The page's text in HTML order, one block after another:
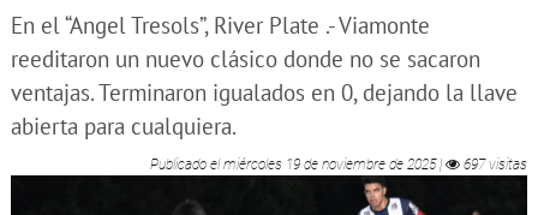
En el “Angel Tresols”, River Plate .- Viamonte
reeditaron un nuevo clásico donde no se sacaron
ventajas. Terminaron igualados en 0, dejando la llave
abierta para cualquiera.
Publicado elmiércoles 19 de noviembre de 2025| 697 visitas